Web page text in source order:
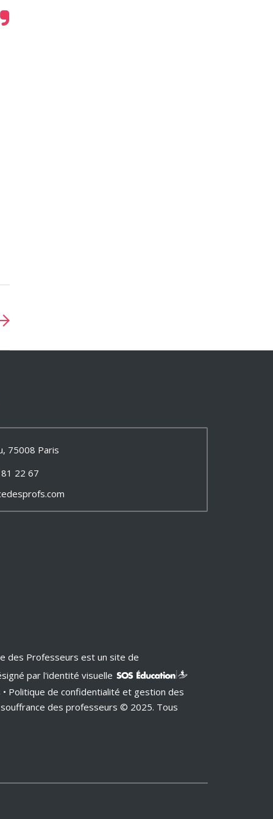
75008 Paris
22 67
des Professeurs est un site de
par l'identité visuelle
• Politique de confidentialité et gestion des
des professeurs © 2025. Tous